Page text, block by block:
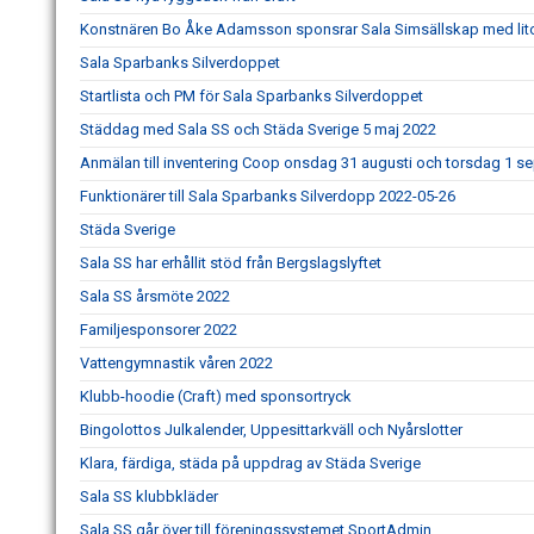
Konstnären Bo Åke Adamsson sponsrar Sala Simsällskap med
Sala Sparbanks Silverdoppet
Startlista och PM för Sala Sparbanks Silverdoppet
Städdag med Sala SS och Städa Sverige 5 maj 2022
Anmälan till inventering Coop onsdag 31 augusti och torsdag 1
Funktionärer till Sala Sparbanks Silverdopp 2022-05-26
Städa Sverige
Sala SS har erhållit stöd från Bergslagslyftet
Sala SS årsmöte 2022
Familjesponsorer 2022
Vattengymnastik våren 2022
Klubb-hoodie (Craft) med sponsortryck
Bingolottos Julkalender, Uppesittarkväll och Nyårslotter
Klara, färdiga, städa på uppdrag av Städa Sverige
Sala SS klubbkläder
Sala SS går över till föreningssystemet SportAdmin